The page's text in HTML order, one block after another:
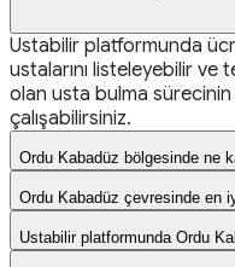
Ustabilir platformunda
ustalarını listeleyebilir ve
olan usta bulma
çalışabilirsiniz.
Ordu Kabadüz bölgesinde ne
Ordu Kabadüz çevresinde en
Ustabilir platformunda Ordu